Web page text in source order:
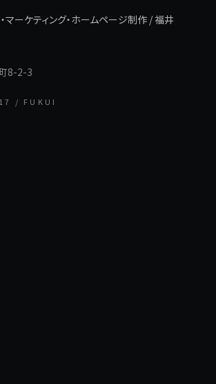
マーケティング・ホームページ制作 / 福井
8-2-3
/ FUKUI